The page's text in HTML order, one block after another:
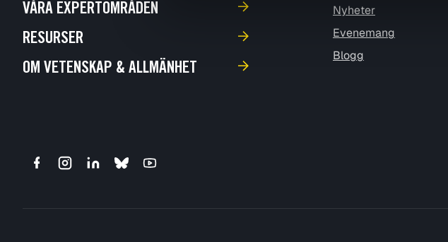
VÅRA EXPERTOMRÅDEN
RESURSER
OM VETENSKAP & ALLMÄNHET
Nyheter
Evenemang
Blogg